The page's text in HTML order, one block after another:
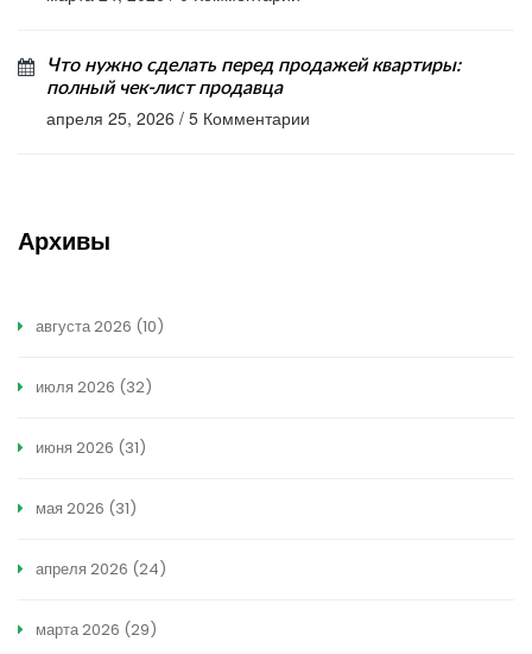
Что нужно сделать перед продажей квартиры:
полный чек-лист продавца
апреля 25, 2026 / 5 Комментарии
Архивы
августа 2026 (10)
июля 2026 (32)
июня 2026 (31)
мая 2026 (31)
апреля 2026 (24)
марта 2026 (29)